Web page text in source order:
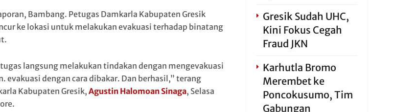
Bambang. Petugas Damkarla Kabupaten Gresik
ke lokasi untuk melakukan evakuasi terhadap binatang
langsung melakukan tindakan dengan mengevakuasi
evakuasi dengan cara dibakar. Dan berhasil,” terang
Kabupaten Gresik, Agustin Halomoan Sinaga, Selasa
Gresik Sudah UHC,
Kini Fokus Cegah
Fraud JKN
Karhutla Bromo
Merembet ke
Poncokusumo, Tim
Gabungan